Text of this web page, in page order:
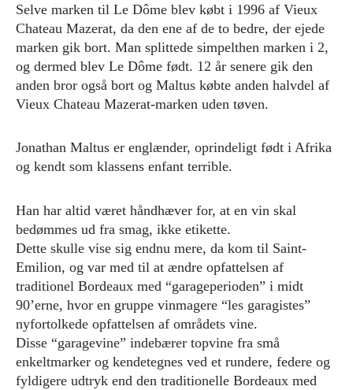
Selve marken til Le Dôme blev købt i 1996 af Vieux
Chateau Mazerat, da den ene af de to bedre, der ejede
marken gik bort. Man splittede simpelthen marken i 2,
og dermed blev Le Dôme født. 12 år senere gik den
anden bror også bort og Maltus købte anden halvdel af
Vieux Chateau Mazerat-marken uden tøven.
Jonathan Maltus er englænder, oprindeligt født i Afrika
og kendt som klassens enfant terrible.
Han har altid været håndhæver for, at en vin skal
bedømmes ud fra smag, ikke etikette.
Dette skulle vise sig endnu mere, da kom til Saint-
Emilion, og var med til at ændre opfattelsen af
traditionel Bordeaux med “garageperioden” i midt
90’erne, hvor en gruppe vinmagere “les garagistes”
nyfortolkede opfattelsen af områdets vine.
Disse “garagevine” indebærer topvine fra små
enkeltmarker og kendetegnes ved et rundere, federe og
fyldigere udtryk end den traditionelle Bordeaux med